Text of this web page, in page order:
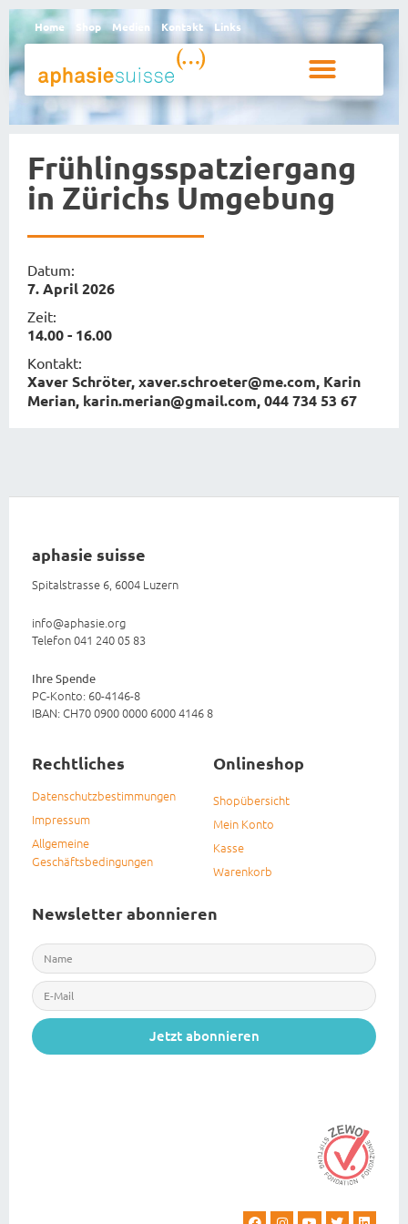
Home Shop Medien Kontakt Links
Frühlingsspatziergang
in Zürichs Umgebung
Datum:
7. April 2026
Zeit:
14.00 - 16.00
Kontakt:
Xaver Schröter, xaver.schroeter@me.com, Karin
Merian, karin.merian@gmail.com, 044 734 53 67
aphasie suisse
Spitalstrasse 6, 6004 Luzern
info@aphasie.org
Telefon 041 240 05 83
Ihre Spende
PC-Konto: 60-4146-8
IBAN: CH70 0900 0000 6000 4146 8
Rechtliches
Datenschutzbestimmungen
Impressum
Allgemeine
Geschäftsbedingungen
Onlineshop
Shopübersicht
Mein Konto
Kasse
Warenkorb
Newsletter abonnieren
Jetzt abonnieren